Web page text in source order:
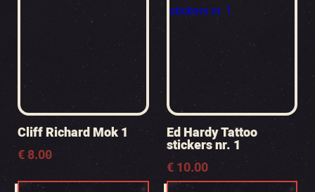
Cliff Richard Mok 1
€8.00
Ed Hardy Tattoo
stickers nr. 1
€10.00